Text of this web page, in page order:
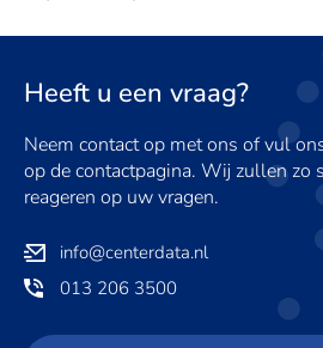
Heeft u een vraag?
Neem contact op met ons of vul
op de contactpagina. Wij zullen zo
reageren op uw vragen.
info@centerdata.nl
013 206 3500